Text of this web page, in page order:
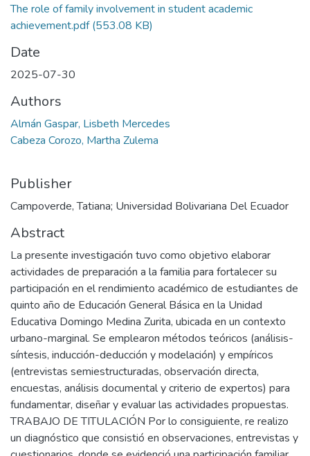
The role of family involvement in student academic
achievement.pdf(553.08 KB)
Date
2025-07-30
Authors
Almán Gaspar, Lisbeth Mercedes
Cabeza Corozo, Martha Zulema
Publisher
Campoverde, Tatiana; Universidad Bolivariana Del Ecuador
Abstract
La presente investigación tuvo como objetivo elaborar
actividades de preparación a la familia para fortalecer su
participación en el rendimiento académico de estudiantes de
quinto año de Educación General Básica en la Unidad
Educativa Domingo Medina Zurita, ubicada en un contexto
urbano-marginal. Se emplearon métodos teóricos (análisis-
síntesis, inducción-deducción y modelación) y empíricos
(entrevistas semiestructuradas, observación directa,
encuestas, análisis documental y criterio de expertos) para
fundamentar, diseñar y evaluar las actividades propuestas.
TRABAJO DE TITULACIÓN Por lo consiguiente, re realizo
un diagnóstico que consistió en observaciones, entrevistas y